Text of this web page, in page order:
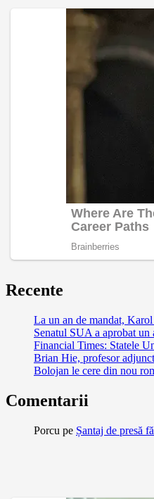
Recente
La un an de mandat,
Senatul SUA a aprobat
Financial Times: Statele
Brian Hie, profesor
Bolojan le cere din nou
Comentarii
Porcu pe Șantaj de presă